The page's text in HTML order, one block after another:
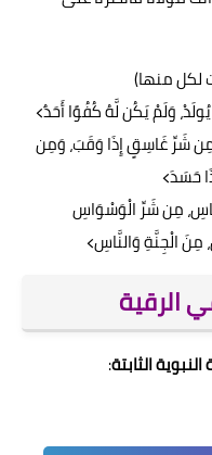
وَلَمْ يَكُن لَّهُ كُفُوًا أَحَدٌ﴾
شَرِّ غَاسِقٍ إِذَا وَقَبَ، وَمِن
حَسَدَ﴾
مِن شَرِّ الْوَسْوَاسِ
الْجِنَّةِ وَالنَّاسِ﴾
الرقية
الثابتة: